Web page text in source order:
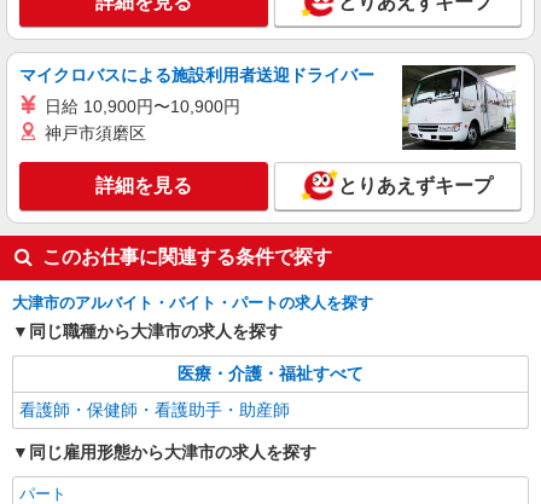
株式会社kotrio /●KY-H-2013667
NEW
≪膳所駅≫未経験・無資格から看護助手へ挑
時給1550円〜2187円 ＜日払い有/週払い有/交
大津市内 最寄り駅：膳所
詳細を見る
マイクロバスによる施設利用者送迎ドライバー
日給 10,900円〜10,900円
神戸市須磨区
詳細を見る とりあえずキープ
このお仕事に関連する条件で探す
大津市のアルバイト・バイト・パートの求人を探す
同じ職種から大津市の求人を探す
医療・介護・福祉すべて
看護師・保健師・看護助手・助産師
同じ雇用形態から大津市の求人を探す
パート